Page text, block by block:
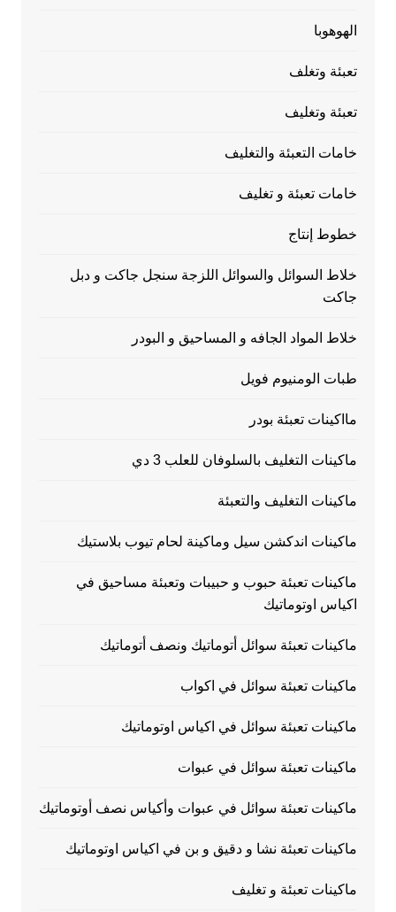
الهوهوبا
تعبئة وتغلف
تعبئة وتغليف
خامات التعبئة والتغليف
خامات تعبئة و تغليف
خطوط إنتاج
خلاط السوائل والسوائل اللزجة سنجل جاكت و دبل
جاكت
خلاط المواد الجافه و المساحيق و البودر
طبات الومنيوم فويل
مااكينات تعبئة بودر
ماكينات التغليف بالسلوفان للعلب 3 دي
ماكينات التغليف والتعبئة
ماكينات اندكشن سيل وماكينة لحام تيوب بلاستيك
ماكينات تعبئة حبوب و حبيبات وتعبئة مساحيق في
اكياس اوتوماتيك
ماكينات تعبئة سوائل أتوماتيك ونصف أتوماتيك
ماكينات تعبئة سوائل في اكواب
ماكينات تعبئة سوائل في اكياس اوتوماتيك
ماكينات تعبئة سوائل في عبوات
ماكينات تعبئة سوائل في عبوات وأكياس نصف أوتوماتيك
ماكينات تعبئة نشا و دقيق و بن في اكياس اوتوماتيك
ماكينات تعبئة و تغليف